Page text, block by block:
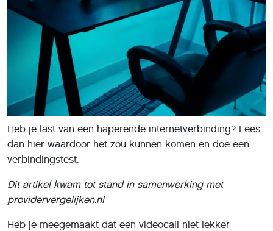
Heb je last van een haperende internetverbinding? Lees
dan hier waardoor het zou kunnen komen en doe een
verbindingstest.
Dit artikel kwam tot stand in samenwerking met
providervergelijken.nl
Heb je meegemaakt dat een videocall niet lekker